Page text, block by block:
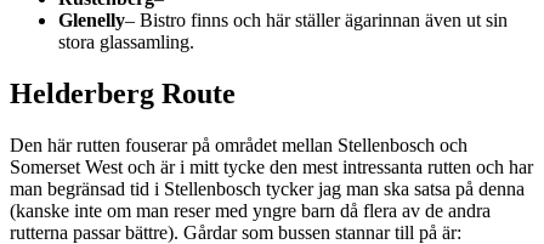
Glenelly– Bistro finns och här ställer ägarinnan även ut sin
stora glassamling.
Helderberg Route
Den här rutten fouserar på området mellan Stellenbosch och
Somerset West och är i mitt tycke den mest intressanta rutten och har
man begränsad tid i Stellenbosch tycker jag man ska satsa på denna
(kanske inte om man reser med yngre barn då flera av de andra
rutterna passar bättre). Gårdar som bussen stannar till på är: